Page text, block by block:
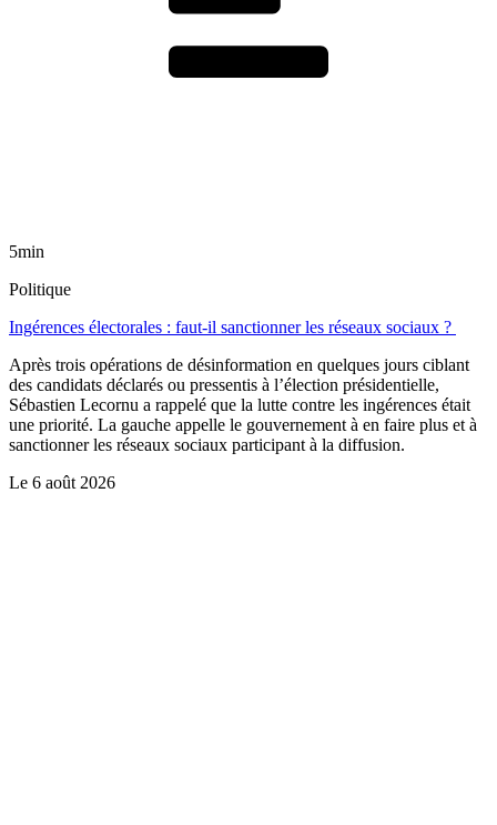
5min
Politique
Ingérences électorales : faut-il sanctionner les réseaux sociaux ?
Après trois opérations de désinformation en quelques jours ciblant
des candidats déclarés ou pressentis à l’élection présidentielle,
Sébastien Lecornu a rappelé que la lutte contre les ingérences était
une priorité. La gauche appelle le gouvernement à en faire plus et à
sanctionner les réseaux sociaux participant à la diffusion.
Le 6 août 2026